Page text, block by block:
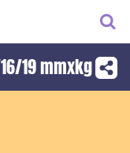
19 mmxkg